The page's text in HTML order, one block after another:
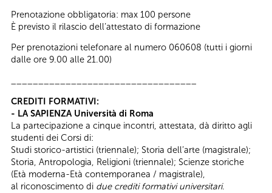
Prenotazione obbligatoria: max 100 persone
È previsto il rilascio dell’attestato di formazione
Per prenotazioni telefonare al numero 060608 (tutti i giorni
dalle ore 9.00 alle 21.00)
CREDITI FORMATIVI:
- LA SAPIENZA Università di Roma
La partecipazione a cinque incontri, attestata, dà diritto agli
studenti dei Corsi di:
Studi storico-artistici (triennale); Storia dell’arte (magistrale);
Storia, Antropologia, Religioni (triennale); Scienze storiche
(Età moderna-Età contemporanea / magistrale),
al riconoscimento di due crediti formativi universitari.